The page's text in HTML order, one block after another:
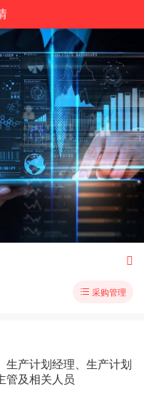

 采购管理
产计划经理、生产计划
管及相关人员